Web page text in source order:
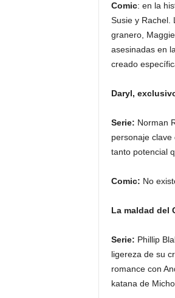
Comic: en la
Susie y Rachel.
granero,
asesinadas en
creado
Daryl,
Serie: Norman
personaje
tanto potencial
Comic: No
La maldad del
Serie: Phillip
ligereza de su
romance con
katana de